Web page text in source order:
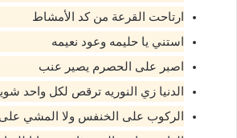
ارتاحت القرعة من كد الأمشاط
استني يا حليمه وعود نعيمه
اصبر على الحصرم يصير عنب
الدنيا زي النوريه ترقص لكل واحد
الركوب على الخنفس ولا المشي على